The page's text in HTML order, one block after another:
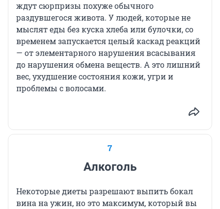
ждут сюрпризы похуже обычного
раздувшегося живота. У людей, которые не
мыслят еды без куска хлеба или булочки, со
временем запускается целый каскад реакций
— от элементарного нарушения всасывания
до нарушения обмена веществ. А это лишний
вес, ухудшение состояния кожи, угри и
проблемы с волосами.
7
Алкоголь
Некоторые диеты разрешают выпить бокал
вина на ужин, но это максимум, который вы